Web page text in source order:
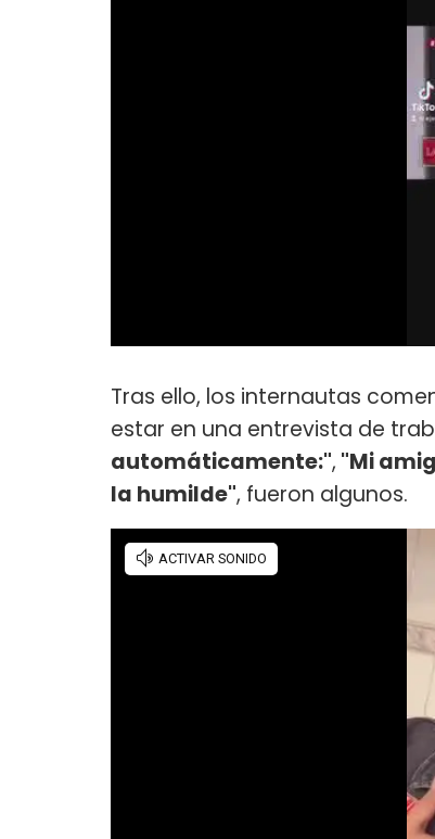
Tras ello, los internautas
estar en una entrevista de
automáticamente:", "Mi
la humilde", fueron algunos.